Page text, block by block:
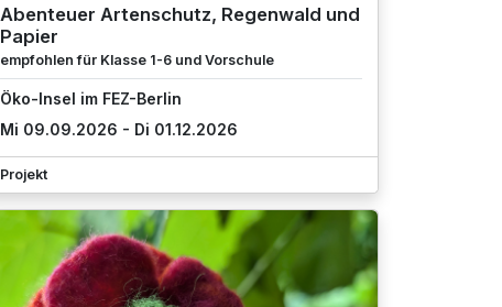
Abenteuer Artenschutz, Regenwald und
Papier
empfohlen für Klasse 1-6 und Vorschule
Öko-Insel im FEZ-Berlin
Mi 09.09.2026 - Di 01.12.2026
Projekt